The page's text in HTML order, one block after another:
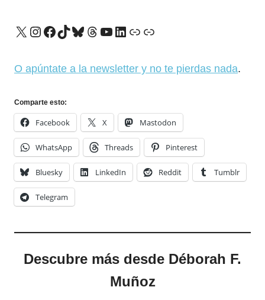
X Instagram
Facebook
TikTok
Bluesky
Threads
YouTube
LinkedIn
Enlace
Enlace
O apúntate a la newsletter y no te pierdas nada.
Comparte esto:
Facebook X Mastodon
WhatsApp Threads Pinterest
Bluesky LinkedIn Reddit Tumblr
Telegram
Descubre más desde Déborah F.
Muñoz